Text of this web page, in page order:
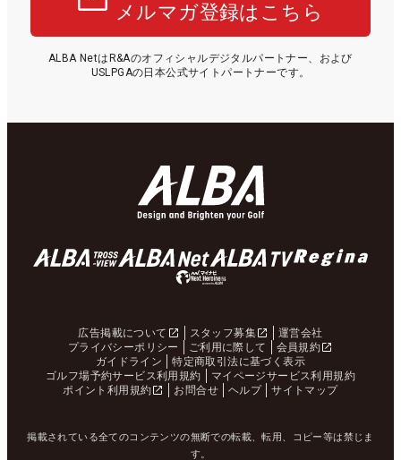
メルマガ登録はこちら
ALBA NetはR&Aのオフィシャルデジタルパートナー、および
USLPGAの日本公式サイトパートナーです。
広告掲載について スタッフ募集
運営会社
プライバシーポリシー
ご利用に際して
会員規約
ガイドライン
特定商取引法に基づく表示
ゴルフ場予約サービス利用規約
マイページサービス利用規約
ポイント利用規約
お問合せ ヘルプ サイトマップ
掲載されている全てのコンテンツの無断での転載、転用、コピー等は禁じま
す。